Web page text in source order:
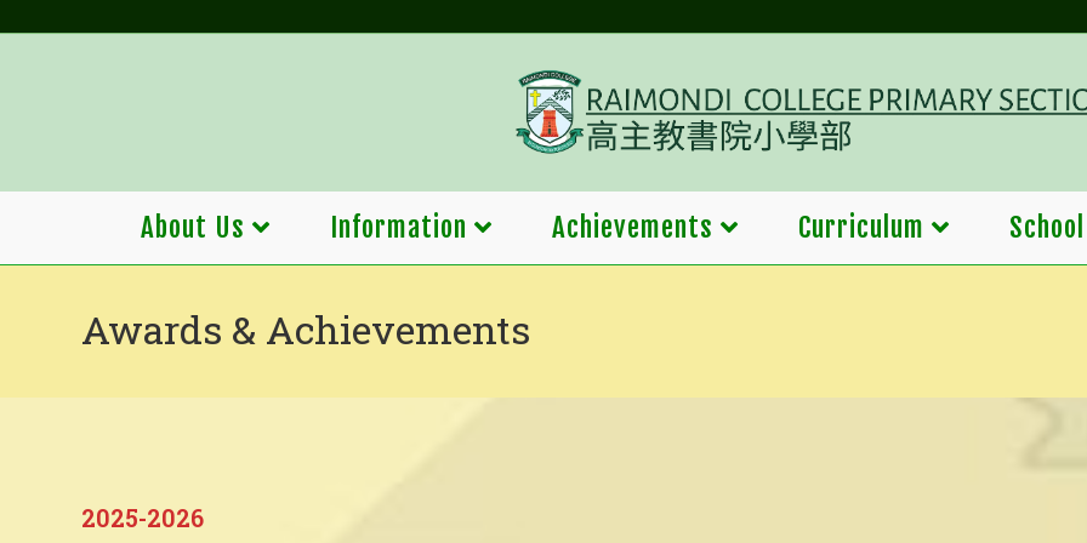
About Us Information Achievements Curriculum
Awards & Achievements
2025-2026